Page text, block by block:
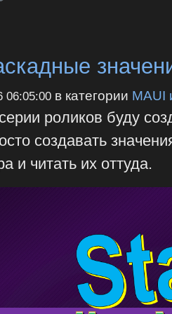
06:05:00в категории MAUI
роликов буду
создавать
и читать их оттуда.